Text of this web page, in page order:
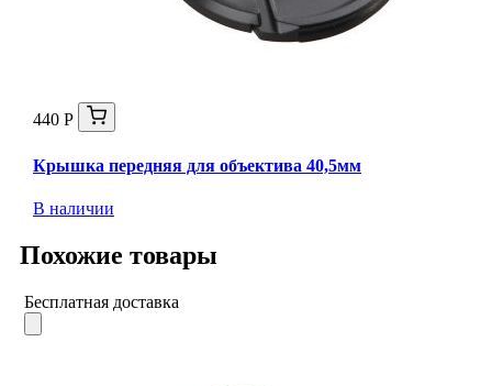
440 Р
Крышка передняя для объектива 40,5мм
В наличии
Похожие товары
Бесплатная доставка